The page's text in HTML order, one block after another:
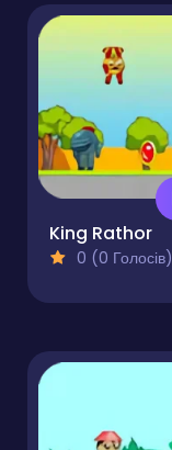
King Rathor
0 (0 Голосів)